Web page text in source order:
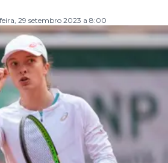
29 setembro 2023 a 8:00